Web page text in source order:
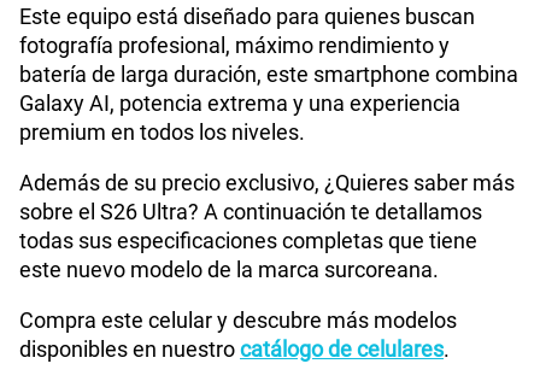
Bluetooth
Cámara de fotos Frontal 12MP
Radio FM
Este equipo está diseñado para quienes buscan
fotografía profesional, máximo rendimiento y
batería de larga duración, este smartphone combina
Galaxy AI, potencia extrema y una experiencia
premium en todos los niveles.
Además de su precio exclusivo, ¿Quieres saber más
sobre el S26 Ultra? A continuación te detallamos
todas sus especificaciones completas que tiene
este nuevo modelo de la marca surcoreana.
Compra este celular y descubre más modelos
disponibles en nuestrocatálogo de celulares.